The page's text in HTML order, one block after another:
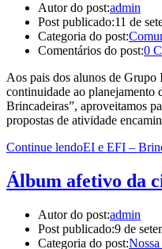
Autor do post:admin
Post publicado:11 de
Categoria do post:
Comentários do post:0
Aos pais dos alunos de Grupo
continuidade ao planejamento
Brincadeiras”, aproveitamos
propostas de atividade
Continue lendoEI e EFI –
Álbum afetivo da
Autor do post:admin
Post publicado:9 de
Categoria do post: